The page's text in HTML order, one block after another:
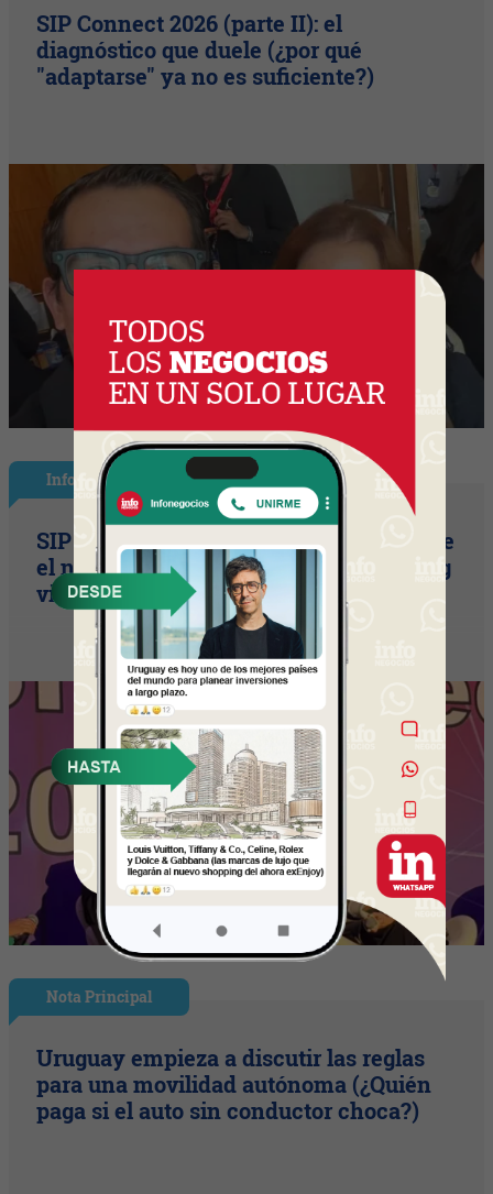
SIP Connect 2026 (parte II): el
diagnóstico que duele (¿por qué
"adaptarse" ya no es suficiente?)
InfoNegocios Miami
SIP Connect 2026 (parte III): ¿cómo nace
el nuevo estándar de producción? (Long
video + Tik Tok + multi cross + eventos)
Nota Principal
Uruguay empieza a discutir las reglas
para una movilidad autónoma (¿Quién
paga si el auto sin conductor choca?)